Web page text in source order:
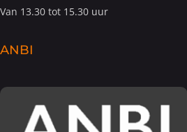
Van 13.30 tot 15.30 uur
ANBI